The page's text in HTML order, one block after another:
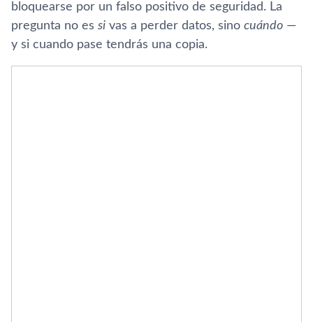
bloquearse por un falso positivo de seguridad. La
pregunta no es si vas a perder datos, sino cuándo —
y si cuando pase tendrás una copia.